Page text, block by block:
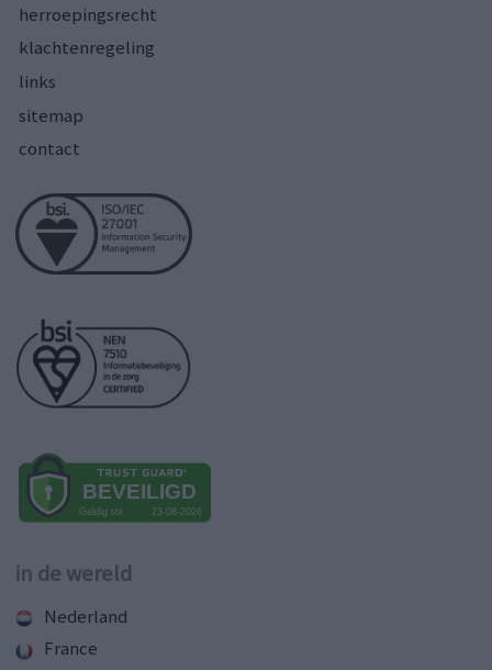
herroepingsrecht
klachtenregeling
links
sitemap
contact
in de wereld
Nederland
France